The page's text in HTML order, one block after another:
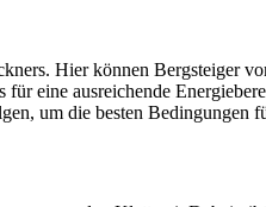
Hier können Bergsteiger
für eine ausreichende
um die besten Bedingungen